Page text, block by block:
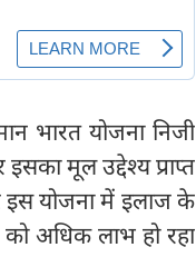
भारत योजना निजी
मूल उद्देश्य प्राप्त
इस योजना में इलाज के
को अधिक लाभ हो रहा